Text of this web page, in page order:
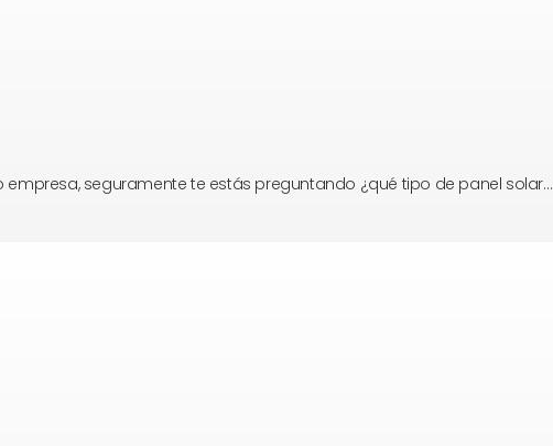
seguramente te estás preguntando ¿qué tipo de panel solar…